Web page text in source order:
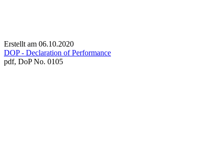
Erstellt am 06.10.2020
DOP - Declaration of Performance
pdf, DoP No. 0105